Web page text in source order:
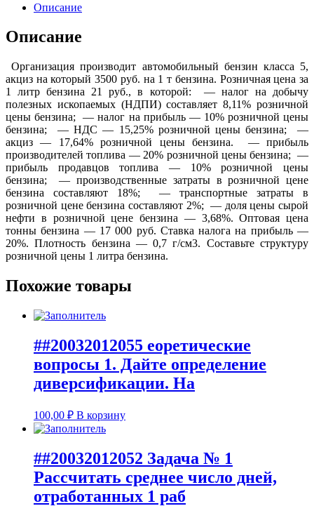
Описание
Описание
Организация производит автомобильный бензин класса 5,
акциз на который 3500 руб. на 1 т бензина. Розничная цена за
1 литр бензина 21 руб., в которой: — налог на добычу
полезных ископаемых (НДПИ) составляет 8,11% розничной
цены бензина; — налог на прибыль — 10% розничной цены
бензина; — НДС — 15,25% розничной цены бензина; —
акциз — 17,64% розничной цены бензина. — прибыль
производителей топлива — 20% розничной цены бензина; —
прибыль продавцов топлива — 10% розничной цены
бензина; — производственные затраты в розничной цене
бензина составляют 18%; — транспортные затраты в
розничной цене бензина составляют 2%; — доля цены сырой
нефти в розничной цене бензина — 3,68%. Оптовая цена
тонны бензина — 17 000 руб. Ставка налога на прибыль —
20%. Плотность бензина — 0,7 г/см3. Составьте структуру
розничной цены 1 литра бензина.
Похожие товары
##20032012055 еоретические
вопросы 1. Дайте определение
диверсификации. На
100,00 ₽ В корзину
##20032012052 Задача № 1
Рассчитать среднее число дней,
отработанных 1 раб